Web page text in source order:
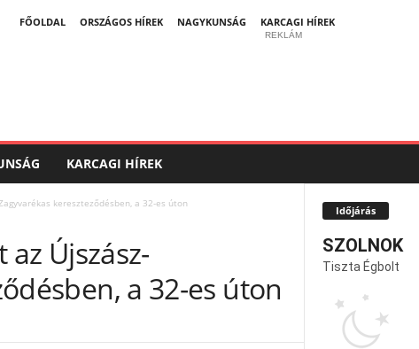
FŐOLDAL ORSZÁGOS HÍREK NAGYKUNSÁG
KARCAGI HÍREK
REKLÁM
KARCAGI HÍREK
kereszteződésben, a 32-es úton
Újszász-
a 32-es úton
Időjárás
SZOLNOK
Tiszta Égbolt